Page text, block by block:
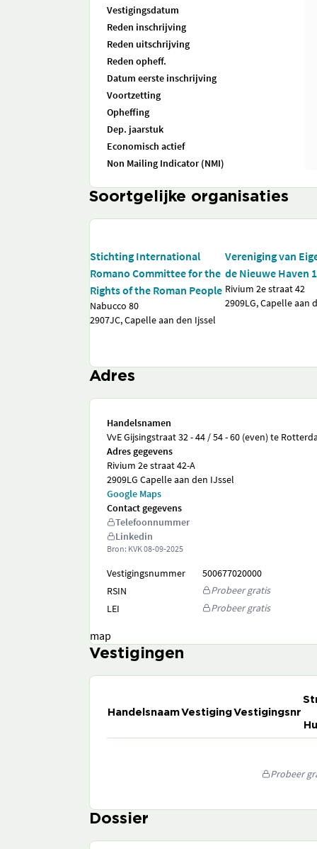
Vestigingsdatum
Reden inschrijving
Reden uitschrijving
Reden opheff.
Datum eerste inschrijving
Voortzetting
Opheffing
Dep. jaarstuk
Economisch actief
Non Mailing Indicator (NMI)
Soortgelijke organisaties
Stichting International
Romano Committee for the
Rights of the Roman People
Nabucco 80
2907JC, Capelle aan den Ijssel
Vereniging van
de Nieuwe Haven
Rivium 2e straat 42
2909LG, Capelle aan
Adres
Handelsnamen
VvE Gijsingstraat 32 - 44 / 54 - 60 (even) te
Adres gegevens
Rivium 2e straat 42-A
2909LG Capelle aan den IJssel
Google Maps
Contact gegevens
Telefoonnummer
Linkedin
Bron: KVK08-09-2025
Vestigingsnummer
500677020000
RSIN
Probeer gratis
LEI
Probeer gratis
map
Vestigingen
HandelsnaamVestigingVestigingsnr
Probeer
Dossier